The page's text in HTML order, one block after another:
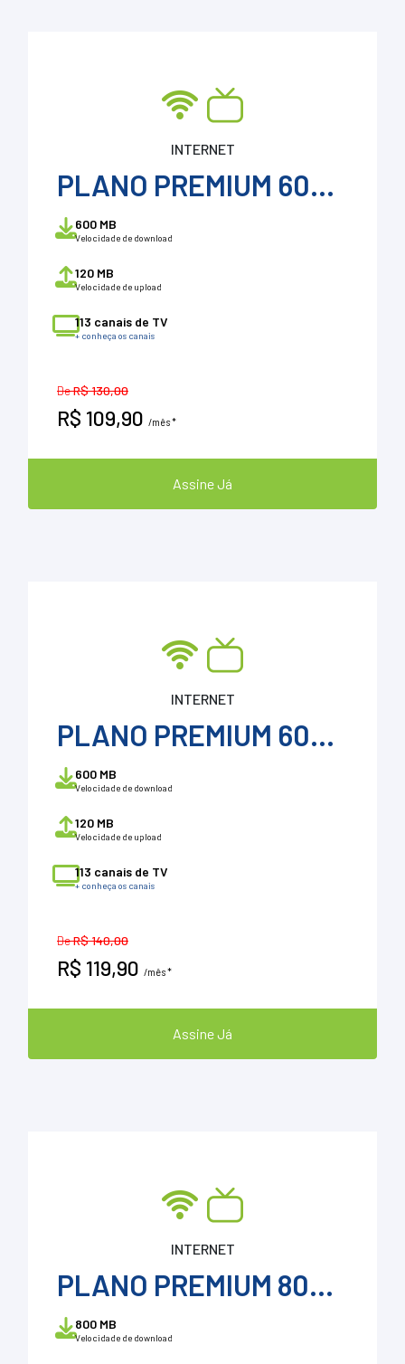
INTERNET
PLANO PREMIUM 600 + ConeSulTv
600 MB
Velocidade de download
120 MB
Velocidade de upload
113 canais de TV
+ conheça os canais
DeR$ 130,00
R$ 109,90 /mês *
Assine Já
INTERNET
PLANO PREMIUM 600 + ConeSul TV + VOD
600 MB
Velocidade de download
120 MB
Velocidade de upload
113 canais de TV
+ conheça os canais
DeR$ 140,00
R$ 119,90 /mês *
Assine Já
INTERNET
PLANO PREMIUM 800 + ConeSul Tv + VOD
800 MB
Velocidade de download